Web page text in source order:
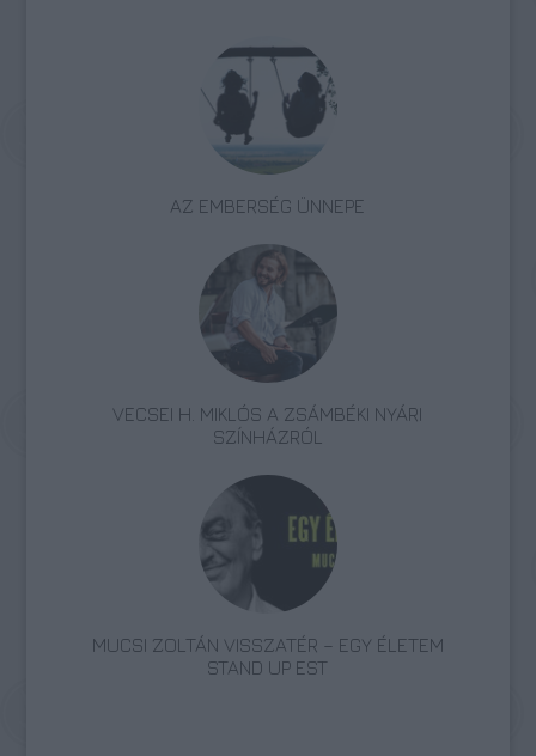
AZ EMBERSÉG ÜNNEPE
VECSEI H. MIKLÓS A ZSÁMBÉKI NYÁRI
SZÍNHÁZRÓL
MUCSI ZOLTÁN VISSZATÉR – EGY ÉLETEM
STAND UP EST